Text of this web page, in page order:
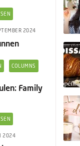
2024
COLUMNS
Family
2024